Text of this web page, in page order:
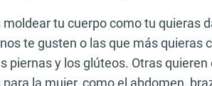
tu cuerpo como tu quieras
te gusten o las que más quieras
piernas y los glúteos. Otras
la mujer, como el abdomen,